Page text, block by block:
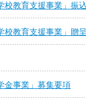
校教育支援事業」振
校教育支援事業」贈
金事業」募集要項